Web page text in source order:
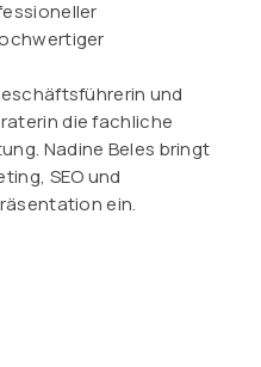
und
die fachliche
Nadine Beles bringt
SEO und
ein.